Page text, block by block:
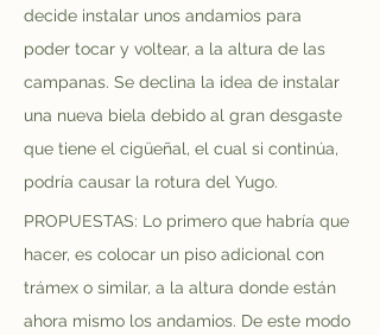
decide instalar unos andamios para
poder tocar y voltear, a la altura de las
campanas. Se declina la idea de instalar
una nueva biela debido al gran desgaste
que tiene el cigüeñal, el cual si continúa,
podría causar la rotura del Yugo.
PROPUESTAS: Lo primero que habría que
hacer, es colocar un piso adicional con
trámex o similar, a la altura donde están
ahora mismo los andamios. De este modo